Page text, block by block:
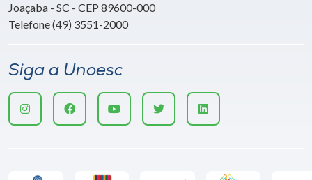
Joaçaba - SC - CEP 89600-000
Telefone (49) 3551-2000
Siga a Unoesc